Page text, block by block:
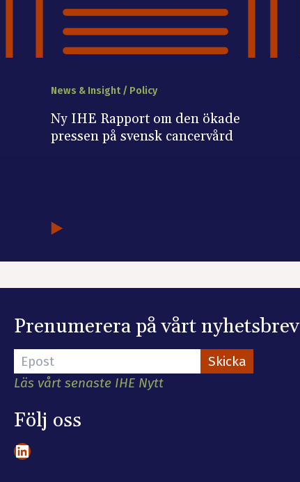
News & Insight / Policy
Ny IHE Rapport om den ökade
pressen på svensk cancervård
Prenumerera på vårt nyhetsbrev
Läs vårt senaste IHE Nytt
Följ oss
LinkedIn